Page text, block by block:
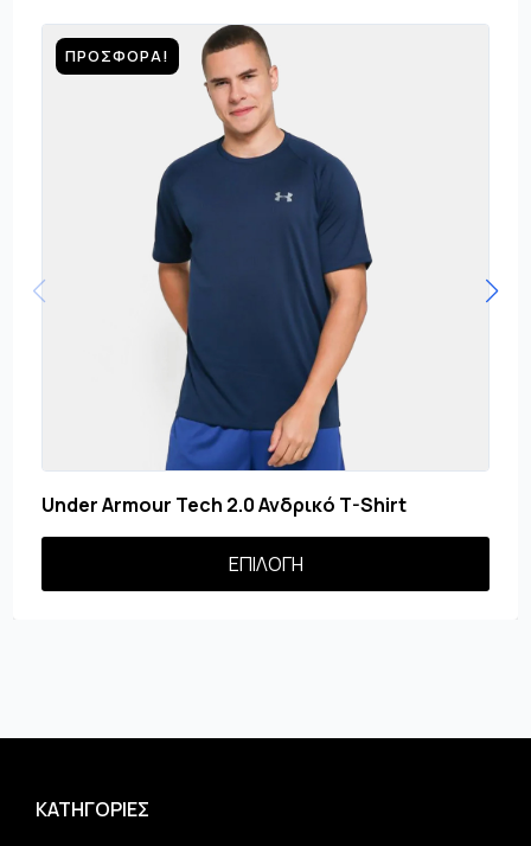
ΠΡΟΣΦΟΡΆ!
Under Armour Tech 2.0 Ανδρικό T-Shirt
ΕΠΙΛΟΓΉ
επιλεγούν
ΚΑΤΗΓΟΡΙΕΣ